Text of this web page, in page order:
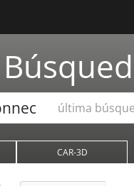
última
CAR-3D